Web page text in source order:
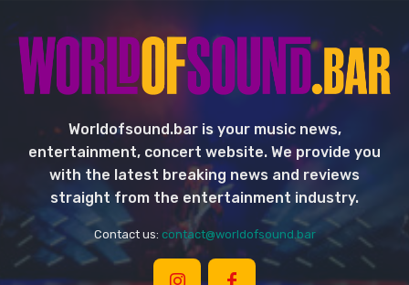
Worldofsound.bar is your music news,
entertainment, concert website. We provide you
with the latest breaking news and reviews
straight from the entertainment industry.
Contact us: contact@worldofsound.bar